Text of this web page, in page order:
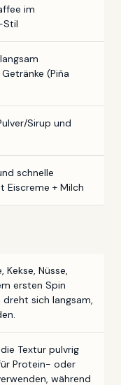
im
Stil
(Piña
Sirup und
schnelle
Eiscreme + Milch
Kekse, Nüsse,
ersten Spin
dreht sich langsam,
Textur pulvrig
Protein- oder
während